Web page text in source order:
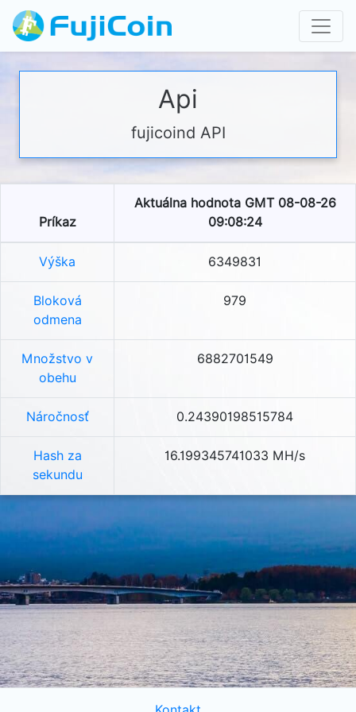
Api
fujicoind API
Príkaz
Aktuálna hodnota GMT 08-08-26
09:08:24
Výška 6349831
Bloková
odmena
979
Množstvo v
obehu
6882701549
Náročnosť 0.24390198515784
Hash za
sekundu
16.199345741033 MH/s